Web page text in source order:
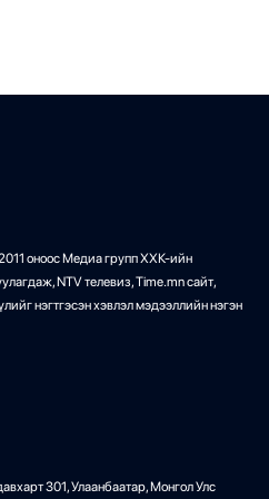
оноос Медиа групп ХХК-ийн
NTV телевиз, Time.mn сайт,
нэгтгэсэн хэвлэл мэдээллийн нэгэн
301, Улаанбаатар, Монгол Улс